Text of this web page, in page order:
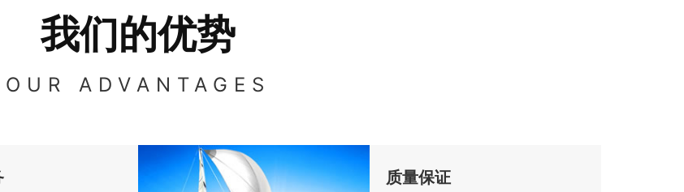
我们的优势
OUR ADVANTAGES
质量保证